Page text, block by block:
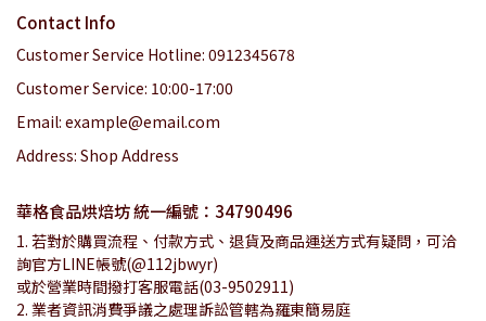
Contact Info
Customer Service Hotline: 0912345678
Customer Service: 10:00-17:00
Email: example@email.com
Address: Shop Address
華格食品烘焙坊 統一編號：34790496
1. 若對於購買流程、付款方式、退貨及商品運送方式有疑問，可洽
詢官方LINE帳號(@112jbwyr)
或於營業時間撥打客服電話(03-9502911)
2. 業者資訊消費爭議之處理訴訟管轄為羅東簡易庭